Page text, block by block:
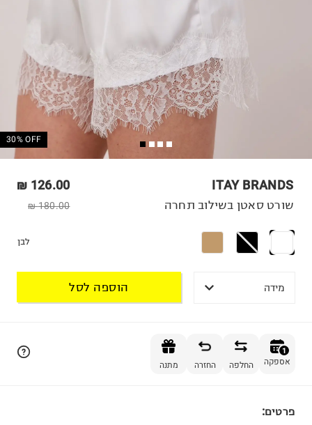
30% OFF
ITAY BRANDS
126.00 ₪
180.00 ₪ שורט סאטן בשילוב תחרה
לבן
מידה הוספה לסל
1
אספקה החלפה החזרה מתנה
פרטים: